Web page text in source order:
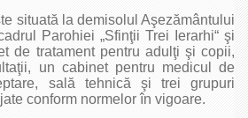
situată la demisolul Aşezământului
Parohiei „Sfinţii Trei Ierarhi“ şi
de tratament pentru adulţi şi copii,
un cabinet pentru medicul de
sală tehnică şi trei grupuri
conform normelor în vigoare.